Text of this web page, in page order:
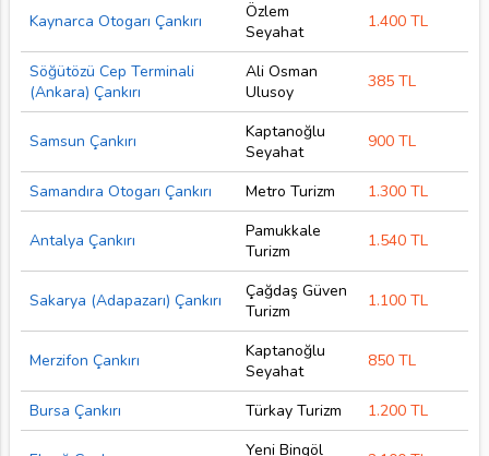
Kaynarca Otogarı Çankırı
Özlem
Seyahat
1.400 TL
Söğütözü Cep Terminali
(Ankara) Çankırı
Ali Osman
Ulusoy
385 TL
Samsun Çankırı
Kaptanoğlu
Seyahat
900 TL
Samandıra Otogarı Çankırı Metro Turizm 1.300 TL
Antalya Çankırı
Pamukkale
Turizm
1.540 TL
Sakarya (Adapazarı) Çankırı
Çağdaş Güven
Turizm
1.100 TL
Merzifon Çankırı
Kaptanoğlu
Seyahat
850 TL
Bursa Çankırı Türkay Turizm 1.200 TL
Yeni Bingöl